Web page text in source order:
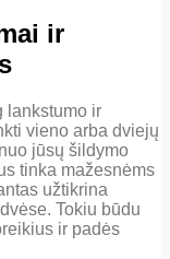
ir
lankstumo ir
vieno arba dviejų
jūsų šildymo
tinka mažesnėms
užtikrina
Tokiu būdu
ir padės